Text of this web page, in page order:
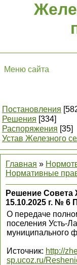
Меню сайта
Постановления
Решения [334]
Распоряжения [35]
Устав Железного
Главная »
Нормативные
Решение Совета
15.10.2025 г. № 6
О передаче
поселения Усть-
муниципального
Источник: http://
sp.ucoz.ru/